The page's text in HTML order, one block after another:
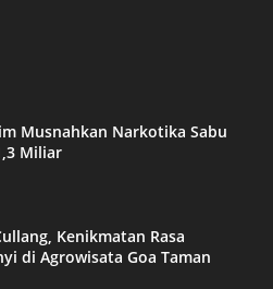
Musnahkan Narkotika Sabu
Miliar
Kenikmatan Rasa
di Agrowisata Goa Taman